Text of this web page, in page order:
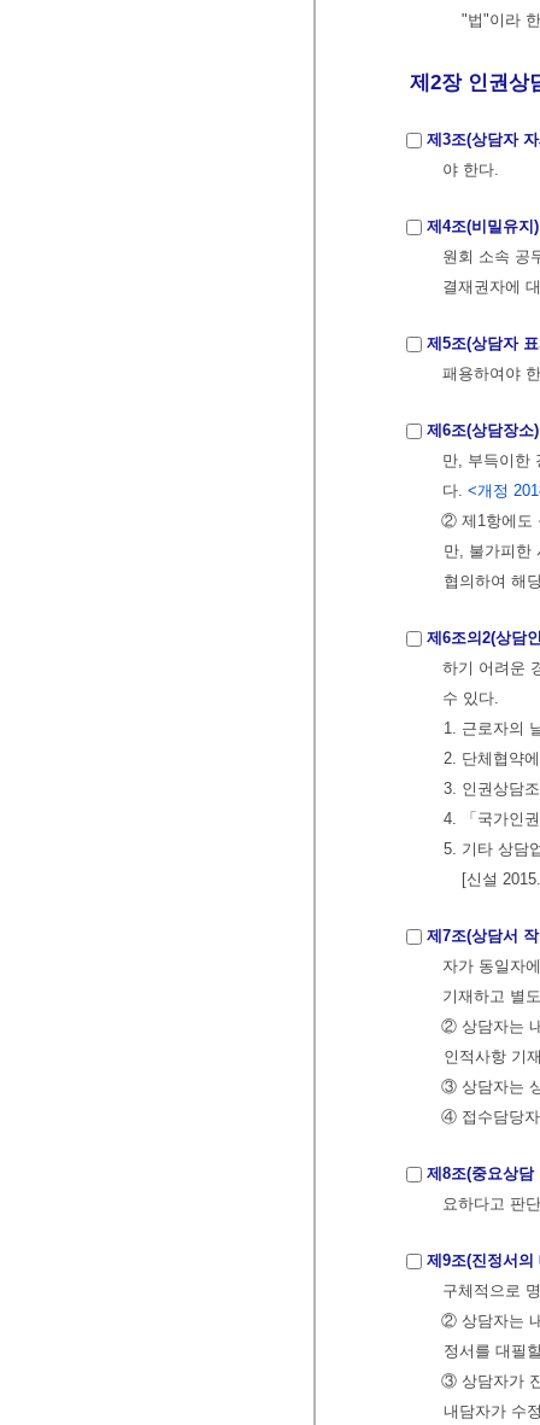
"법"이라
제2장 인권상
제3조(상담자
야 한다.
제4조(비밀유지)
원회 소속 공
결재권자에
제5조(상담자
패용하여야
제6조(상담장소)
만, 부득이한
다. <개정
② 제1항에도
만, 불가피한
협의하여 해
제6조의2(상담
하기 어려운
수 있다.
1. 근로자의
2. 단체협약
3. 인권상담
4. 「국가인
5. 기타 상담
[신설
제7조(상담서
자가 동일자
기재하고 별
② 상담자는
인적사항 기
③ 상담자는
④ 접수담당자
제8조(중요상담
요하다고 판
제9조(진정서의
구체적으로
② 상담자는
정서를 대필
③ 상담자가
내담자가 수